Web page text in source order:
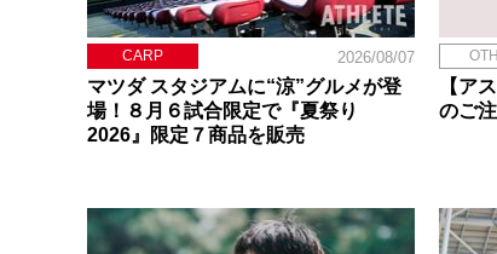
CARP 2026/08/07
マツダ スタジアムに“涼”グルメが登
場！８月６試合限定で『夏祭り
2026』限定７商品を販売
【ア
のご